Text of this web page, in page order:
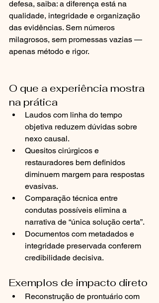
defesa, saiba: a diferença está na
qualidade, integridade e organização
das evidências. Sem números
milagrosos, sem promessas vazias —
apenas método e rigor.
O que a experiência mostra
na prática
Laudos com linha do tempo
objetiva reduzem dúvidas sobre
nexo causal.
Quesitos cirúrgicos e
restauradores bem definidos
diminuem margem para respostas
evasivas.
Comparação técnica entre
condutas possíveis elimina a
narrativa de “única solução certa”.
Documentos com metadados e
integridade preservada conferem
credibilidade decisiva.
Exemplos de impacto direto
Reconstrução de prontuário com